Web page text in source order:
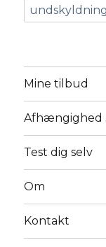
Mine tilbud
Afhængighed
Test dig selv
Om
Kontakt